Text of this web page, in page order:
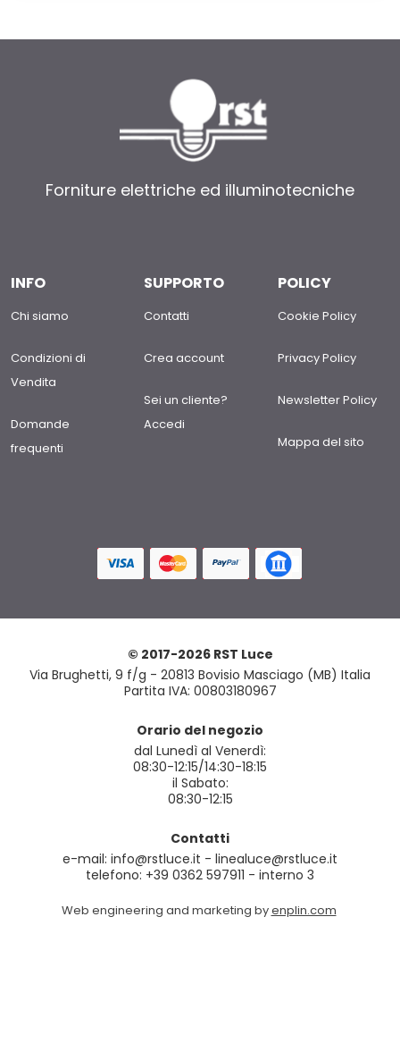
Forniture elettriche ed illuminotecniche
INFO
Chi siamo
Condizioni di
Vendita
Domande
frequenti
SUPPORTO
Contatti
Crea account
Sei un cliente?
Accedi
POLICY
Cookie Policy
Privacy Policy
Newsletter Policy
Mappa del sito
© 2017-2026 RST Luce
Via Brughetti, 9 f/g - 20813 Bovisio Masciago (MB) Italia
Partita IVA: 00803180967
Orario del negozio
dal Lunedì al Venerdì:
08:30-12:15/14:30-18:15
il Sabato:
08:30-12:15
Contatti
e-mail: info@rstluce.it - linealuce@rstluce.it
telefono: +39 0362 597911 - interno 3
Web engineering and marketing byenplin.com